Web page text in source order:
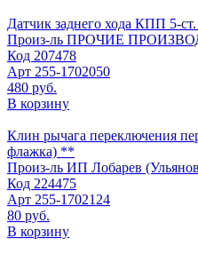
Датчик заднего хода КПП 5-
Произ-ль ПРОЧИЕ
Код 207478
Арт 255-1702050
480 руб.
В корзину
Клин рычага переключения
флажка) **
Произ-ль ИП Лобарев
Код 224475
Арт 255-1702124
80 руб.
В корзину